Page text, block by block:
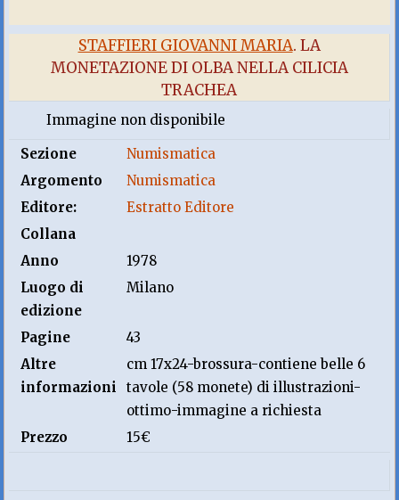
STAFFIERI GIOVANNI MARIA. LA
MONETAZIONE DI OLBA NELLA CILICIA
TRACHEA
Immagine non disponibile
Sezione
Numismatica
Argomento
Numismatica
Editore:
Estratto Editore
Collana
Anno
1978
Luogo di
edizione
Milano
Pagine
43
Altre
informazioni
cm 17x24-brossura-contiene belle 6
tavole (58 monete) di illustrazioni-
ottimo-immagine a richiesta
Prezzo
15€